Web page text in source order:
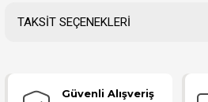
Yorum Yaz
TAKSİT SEÇENEKLERİ
Güvenli Alışveriş